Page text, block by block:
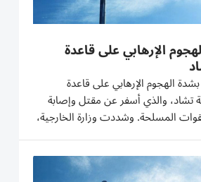
الإرهابي على قاعدة
الهجوم الإرهابي على قاعدة
والذي أسفر عن مقتل وإصابة
المسلحة. وشددت وزارة الخارجية،
الإمارات تعرب عن استنكارها
ورفضها الدائم لجميع أشكال